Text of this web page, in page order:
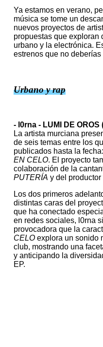
Ya estamos en verano,
música se tome un
nuevos proyectos de
propuestas que exploran
urbano y la electrónica.
estrenos que no deberías
Urbano y rap
- l0rna - LUMI DE OROS
La artista murciana
de seis temas entre los
publicados hasta la fecha:
EN CELO. El proyecto
colaboración de la
PUTERÍA y del
Los dos primeros
distintas caras del
que ha conectado
en redes sociales, l0rna
provocadora que la
CELO explora un sonido
club, mostrando una
y anticipando la
EP.